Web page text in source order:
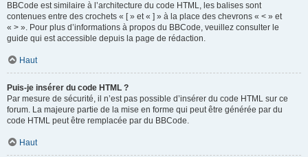
BBCode est similaire à l’architecture du code HTML, les balises sont
contenues entre des crochets « [ » et « ] » à la place des chevrons « < » et
« > ». Pour plus d’informations à propos du BBCode, veuillez consulter le
guide qui est accessible depuis la page de rédaction.
Haut
Puis-je insérer du code HTML ?
Par mesure de sécurité, il n’est pas possible d’insérer du code HTML sur ce
forum. La majeure partie de la mise en forme qui peut être générée par du
code HTML peut être remplacée par du BBCode.
Haut